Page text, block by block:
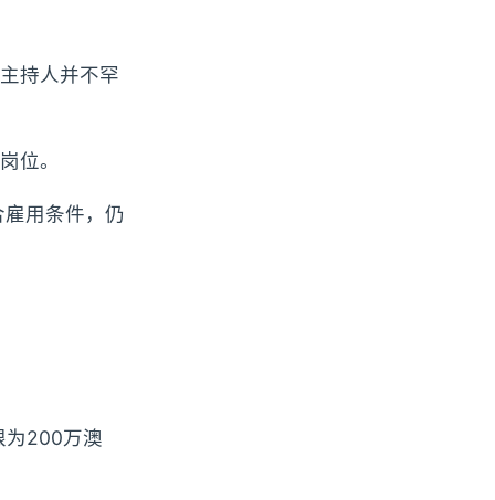
持人并不罕
位。
用条件，仍
为200万澳